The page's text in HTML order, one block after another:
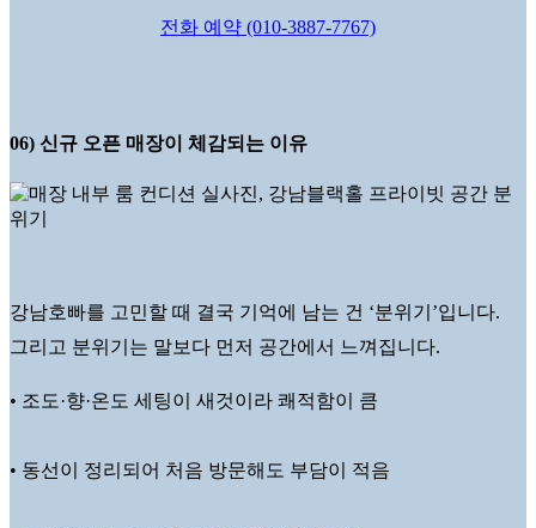
전화 예약 (010-3887-7767)
06) 신규 오픈 매장이 체감되는 이유
강남호빠를 고민할 때 결국 기억에 남는 건 ‘분위기’입니다.
그리고 분위기는 말보다 먼저 공간에서 느껴집니다.
• 조도·향·온도 세팅이 새것이라 쾌적함이 큼
• 동선이 정리되어 처음 방문해도 부담이 적음